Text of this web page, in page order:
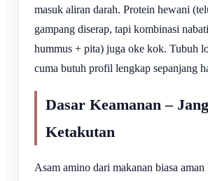
masuk aliran darah. Protein hewani
gampang diserap, tapi kombinasi
hummus + pita) juga oke kok. Tubuh
cuma butuh profil lengkap sepanjang
Dasar Keamanan –
Ketakutan
Asam amino dari makanan biasa aman